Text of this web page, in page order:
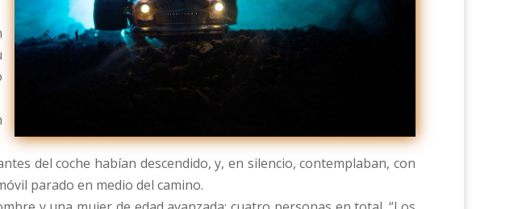
del coche habían descendido, y, en silencio, contemplaban, con
parado en medio del camino.